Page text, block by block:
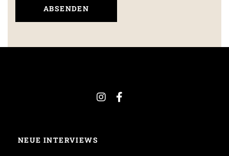
NEUE INTERVIEWS